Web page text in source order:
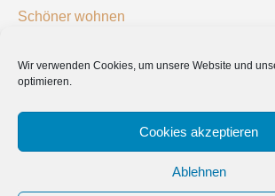
Wir verwenden Cookies, um unsere Website und
optimieren.
Cookies akzeptieren
Ablehnen
Schöner wohnen